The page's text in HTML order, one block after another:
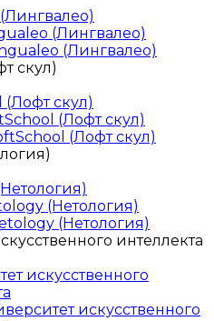
(Лингвалео)
(Лингвалео)
скул)
(Лофт скул)
(Лофт скул)
(Лофт скул)
(Нетология)
(Нетология)
интеллекта
искусственного
искусственного